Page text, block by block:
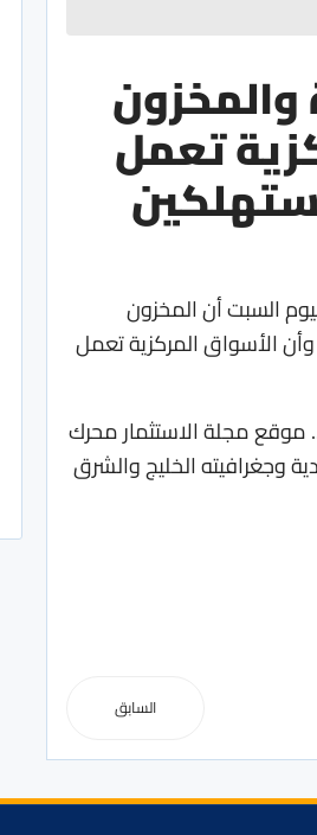
والمخزون
تعمل
اليوم السبت أن المخزون
الأسواق المركزية تعمل
مجلة الاستثمار محرك
وجغرافيته الخليج والشرق
السابق